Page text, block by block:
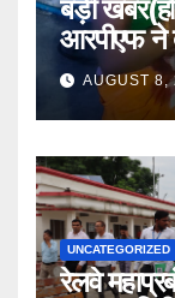
बड़ी
आरपीएफ ने
।।AUGUST 8,
UNCATEGORIZED
रेलवे